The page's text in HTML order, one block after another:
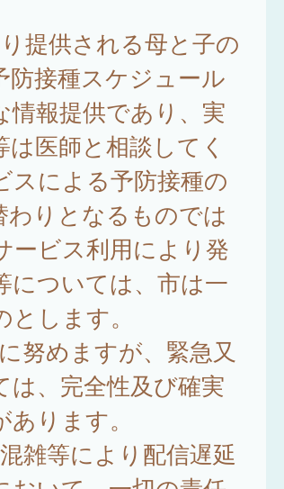
提供される母と子の
防接種スケジュール
情報提供であり、実
医師と相談してく
スによる予防接種の
わりとなるものでは
ービス利用により発
については、市は一
します。
努めますが、緊急又
は、完全性及び確実
ります。
雑等により配信遅延